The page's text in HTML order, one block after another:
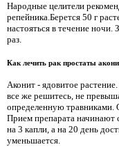
Народные целители
репейника.Берется 50 г
настояться в течение ночи.
раз.
Как лечить рак простаты
Аконит - ядовитое
все же решитесь, не
определенную травниками.
Прием препарата начинают
на 3 капли, а на 20 день
уменьшается.